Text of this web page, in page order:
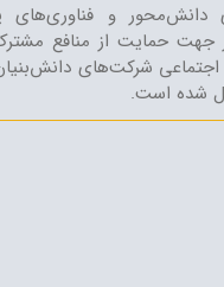
و فناوری‌های
جهت حمایت از منافع
شرکت‌های
شده است.